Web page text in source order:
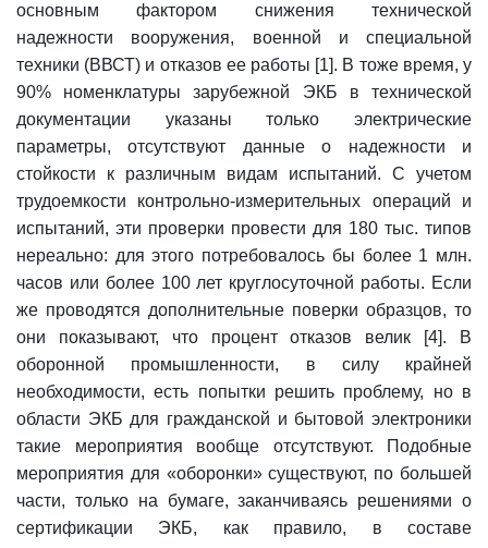
основным фактором снижения технической
надежности вооружения, военной и специальной
техники (ВВСТ) и отказов ее работы [1]. В тоже время, у
90% номенклатуры зарубежной ЭКБ в технической
документации указаны только электрические
параметры, отсутствуют данные о надежности и
стойкости к различным видам испытаний. С учетом
трудоемкости контрольно-измерительных операций и
испытаний, эти проверки провести для 180 тыс. типов
нереально: для этого потребовалось бы более 1 млн.
часов или более 100 лет круглосуточной работы. Если
же проводятся дополнительные поверки образцов, то
они показывают, что процент отказов велик [4]. В
оборонной промышленности, в силу крайней
необходимости, есть попытки решить проблему, но в
области ЭКБ для гражданской и бытовой электроники
такие мероприятия вообще отсутствуют. Подобные
мероприятия для «оборонки» существуют, по большей
части, только на бумаге, заканчиваясь решениями о
сертификации ЭКБ, как правило, в составе